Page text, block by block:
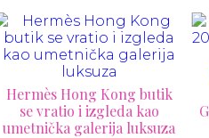
Giorgio Armani Mare 2026:
mediteranski luksuz